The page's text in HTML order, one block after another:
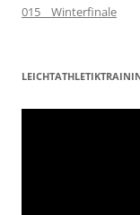
015__Winterfinale